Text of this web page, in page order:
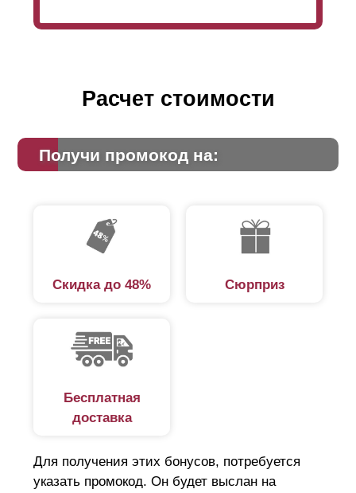
Расчет стоимости
Получи промокод на:
Скидка до 48% Сюрприз
Бесплатная
доставка
Для получения этих бонусов, потребуется
указать промокод. Он будет выслан на